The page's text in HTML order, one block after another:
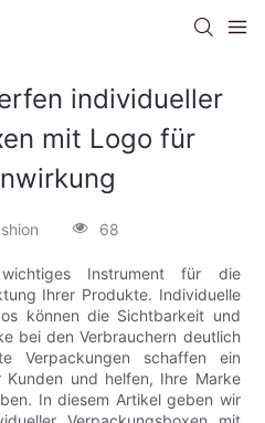
individueller
mit Logo für
68
Instrument für die
Ihrer Produkte. Individuelle
können die Sichtbarkeit und
bei den Verbrauchern deutlich
Verpackungen schaffen ein
Kunden und helfen, Ihre Marke
In diesem Artikel geben wir